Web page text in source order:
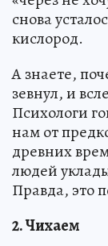
снова
кислород.
А знаете,
зевнул, и
Психологи
нам от
древних
людей
Правда, это
2. Чихаем